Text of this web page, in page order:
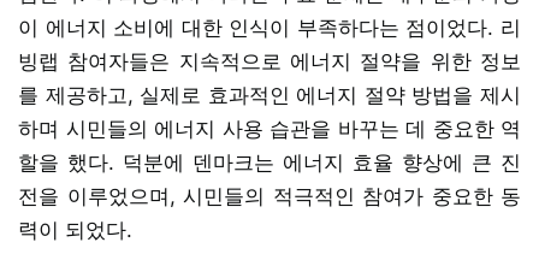
이 에너지 소비에 대한 인식이 부족하다는 점이었다. 리
빙랩 참여자들은 지속적으로 에너지 절약을 위한 정보
를 제공하고, 실제로 효과적인 에너지 절약 방법을 제시
하며 시민들의 에너지 사용 습관을 바꾸는 데 중요한 역
할을 했다. 덕분에 덴마크는 에너지 효율 향상에 큰 진
전을 이루었으며, 시민들의 적극적인 참여가 중요한 동
력이 되었다.